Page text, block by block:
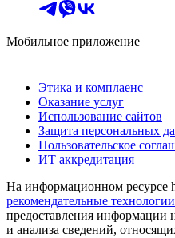
Мобильное приложение
Этика и комплаенс
Оказание услуг
Использование сайтов
Защита персональных
Пользовательское
ИТ аккредитация
На информационном ресурсе
рекомендательные технологии
предоставления информации
и анализа сведений,